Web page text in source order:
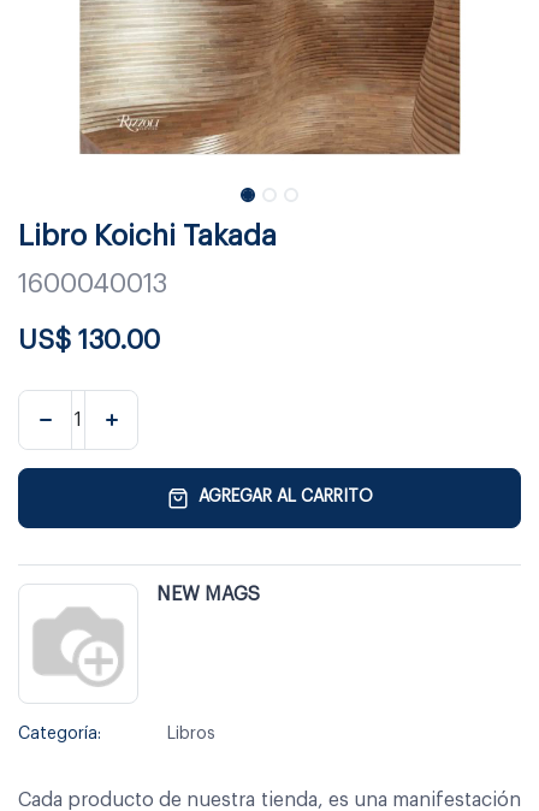
Libro Koichi Takada
1600040013
US$ 130.00
AGREGAR AL CARRITO
NEW MAGS
Categoría: Libros
Cada producto de nuestra tienda, es una manifestación